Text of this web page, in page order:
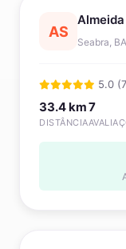
AS
Seabra, BA
5.0
33.4 km
DISTÂNCIA
7